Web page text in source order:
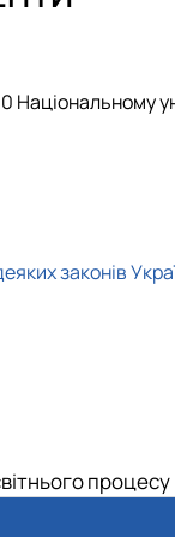
Національному
законів